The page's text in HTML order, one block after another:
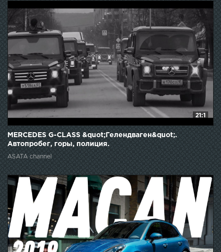
21:1
MERCEDES G-CLASS &quot;Гелендваген&quot;.
Автопробег, горы, полиция.
ASATA channel